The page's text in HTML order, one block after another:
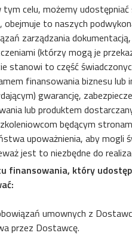
celu, możemy
to naszych
zarządzania
(którzy mogą je
stanowi to część
finansowania biznesu
gwarancję,
lub produktem
będącym
upoważnienia, aby
jest to niezbędne do
finansowania, który
umownych z
przez Dostawcę.